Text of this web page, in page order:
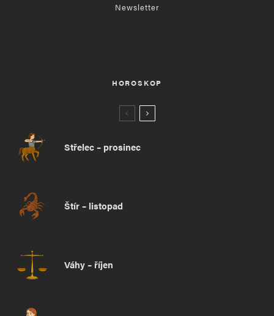
Newsletter
HOROSKOP
Střelec – prosinec
Štír – listopad
Váhy – říjen